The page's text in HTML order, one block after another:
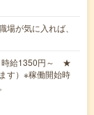
が気に入れば、
時給1350円～ ★
す）※稼働開始時